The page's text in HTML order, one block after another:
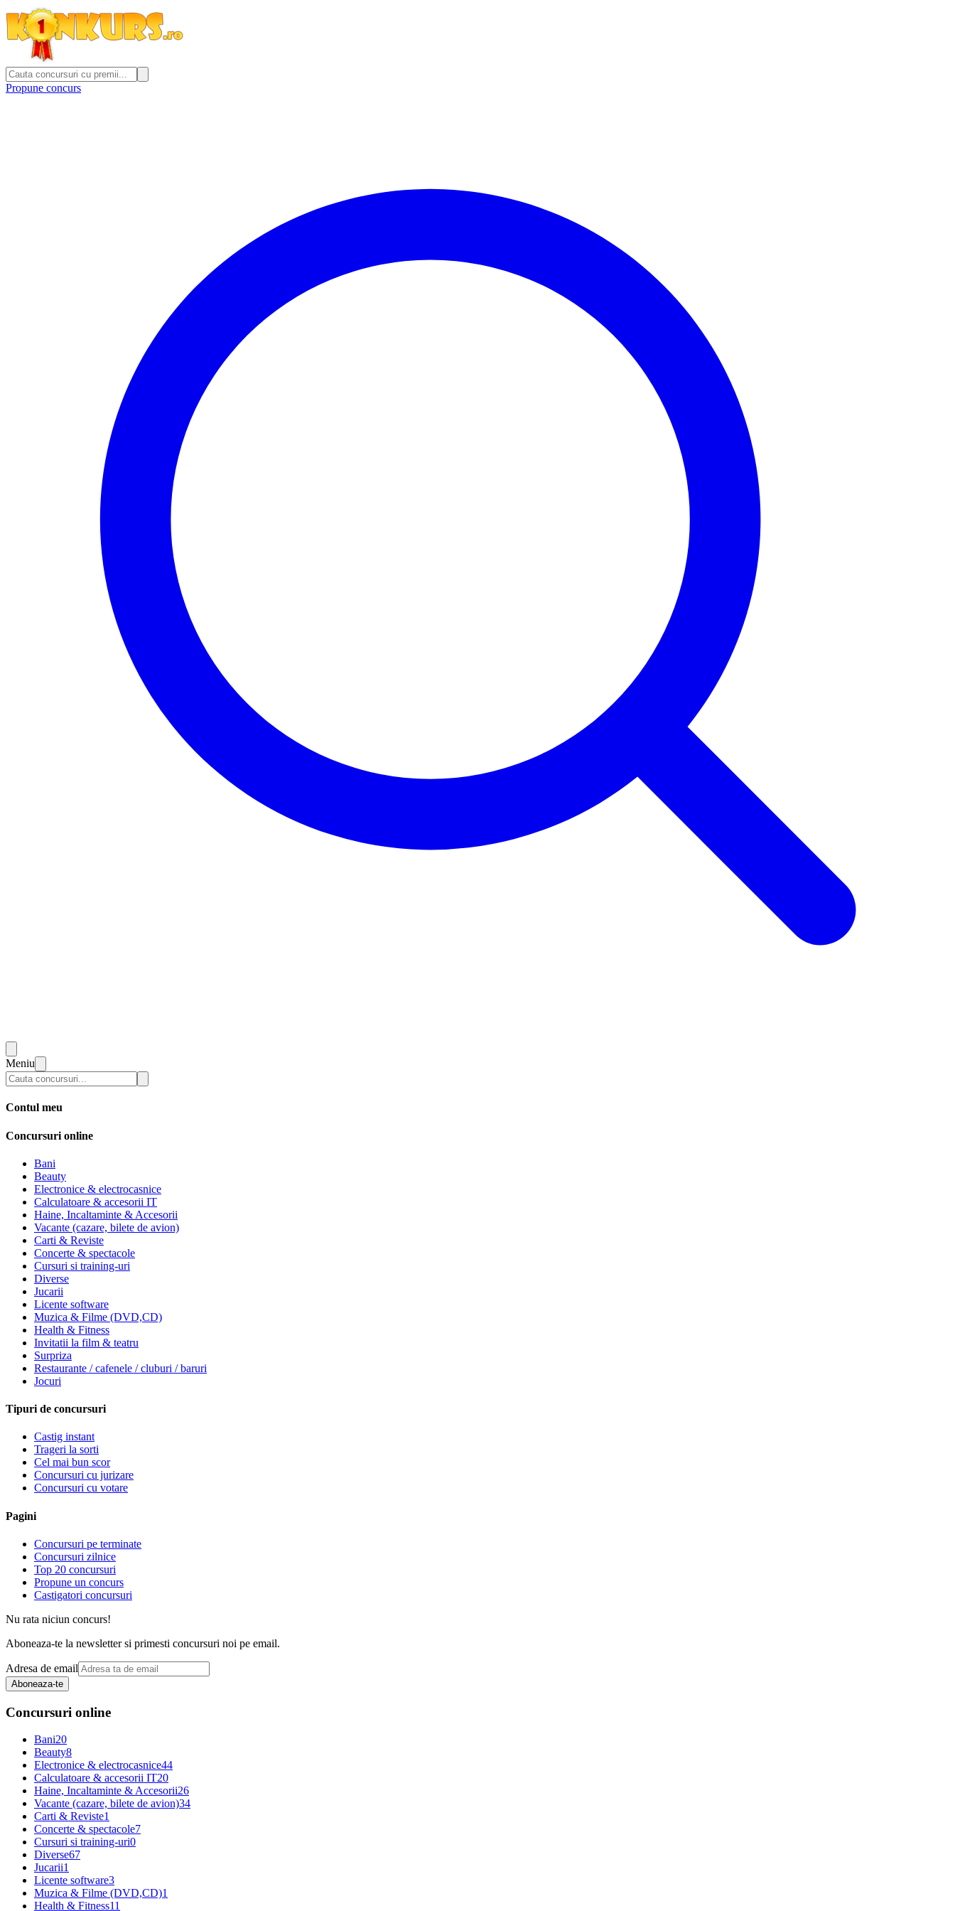
Propune concurs
Meniu
Contul meu
Concursuri online
Bani
Beauty
Electronice & electrocasnice
Calculatoare & accesorii IT
Haine, Incaltaminte & Accesorii
Vacante (cazare, bilete de avion)
Carti & Reviste
Concerte & spectacole
Cursuri si training-uri
Diverse
Jucarii
Licente software
Muzica & Filme (DVD,CD)
Health & Fitness
Invitatii la film & teatru
Surpriza
Restaurante / cafenele / cluburi / baruri
Jocuri
Tipuri de concursuri
Castig instant
Trageri la sorti
Cel mai bun scor
Concursuri cu jurizare
Concursuri cu votare
Pagini
Concursuri pe terminate
Concursuri zilnice
Top 20 concursuri
Propune un concurs
Castigatori concursuri
Nu rata niciun concurs!
Aboneaza-te la newsletter si primesti concursuri noi pe email.
Adresa de email
Aboneaza-te
Concursuri online
Bani20
Beauty8
Electronice & electrocasnice44
Calculatoare & accesorii IT20
Haine, Incaltaminte & Accesorii26
Vacante (cazare, bilete de avion)34
Carti & Reviste1
Concerte & spectacole7
Cursuri si training-uri0
Diverse67
Jucarii1
Licente software3
Muzica & Filme (DVD,CD)1
Health & Fitness11